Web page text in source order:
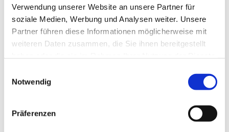
Verwendung unserer Website an unsere Partner für
soziale Medien, Werbung und Analysen weiter. Unsere
Partner führen diese Informationen möglicherweise mit
weiteren Daten zusammen, die Sie ihnen bereitgestellt
Notwendig
Präferenzen
diese regelmäßig in der Gruppe. Die monatlichen
Kurstreffen sind in der Regel samstags im
Gemeindehaus Muckum. Hinzu kommen vier
Wochenendseminare im Tagungshaus Alte Lübber
2028 eine Bescheinigung über die
pastoralpsychologische Seelsorge-Fortbildung nach
KSA-Standards, ein Zertifikat der Evangelischen Kirche
von Westfalen sowie die Beauftragung für den